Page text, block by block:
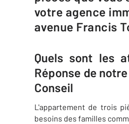
votre agence
avenue Francis
Quels sont les
Réponse de
Conseil
L'appartement de trois
besoins des familles